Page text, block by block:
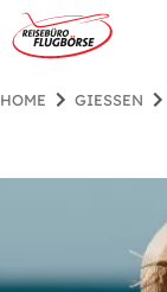
HOME GIESSEN